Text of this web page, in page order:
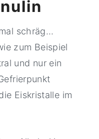
schräg...
zum Beispiel
und nur ein
Eiskristalle im